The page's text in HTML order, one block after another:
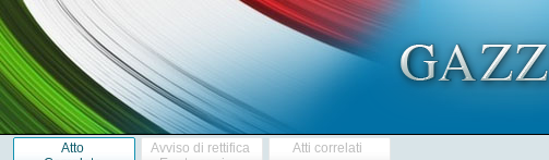
Atto
Avviso di rettifica
Atti correlati